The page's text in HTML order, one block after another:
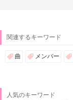
関連するキーワード
曲 メンバー
人気のキーワード